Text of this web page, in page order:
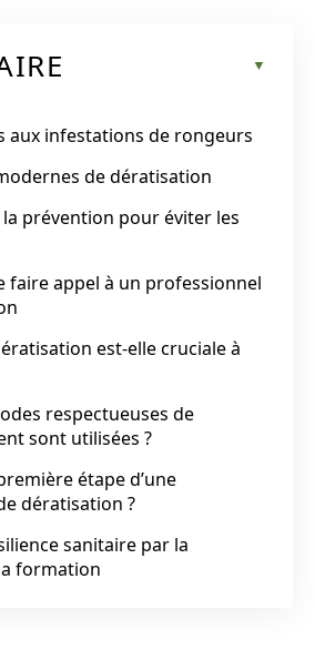
aux infestations de rongeurs
de dératisation
la prévention pour éviter les
faire appel à un professionnel
est-elle cruciale à
respectueuses de
sont utilisées ?
étape d’une
dératisation ?
sanitaire par la
formation